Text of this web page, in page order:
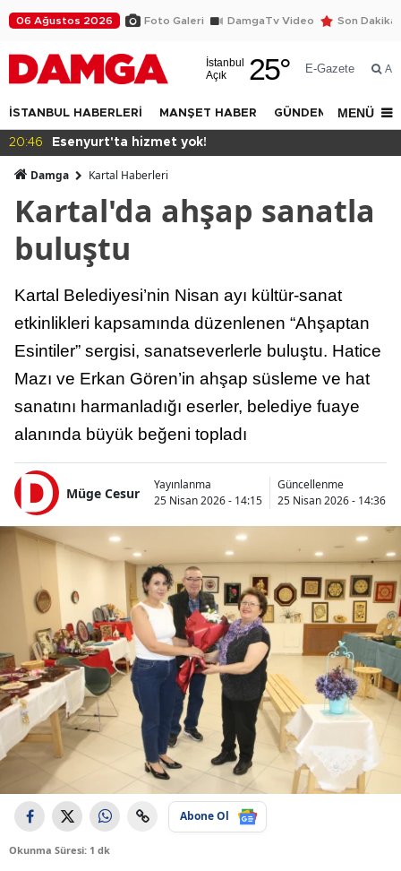
06 Ağustos 2026 Foto Galeri DamgaTv Video Son Dakika
İstanbul
Açık
25° E-Gazete Ara
İSTANBUL HABERLERİ MANŞET HABER GÜNDEM DÜNYA
MENÜ
20:46 Esenyurt'ta hizmet yok!
Damga Kartal Haberleri
Kartal'da ahşap sanatla
buluştu
Kartal Belediyesi’nin Nisan ayı kültür-sanat
etkinlikleri kapsamında düzenlenen “Ahşaptan
Esintiler” sergisi, sanatseverlerle buluştu. Hatice
Mazı ve Erkan Gören’in ahşap süsleme ve hat
sanatını harmanladığı eserler, belediye fuaye
alanında büyük beğeni topladı
Müge Cesur
Yayınlanma
25 Nisan 2026 - 14:15
Güncellenme
25 Nisan 2026 - 14:36
Abone Ol
Okunma Süresi: 1 dk